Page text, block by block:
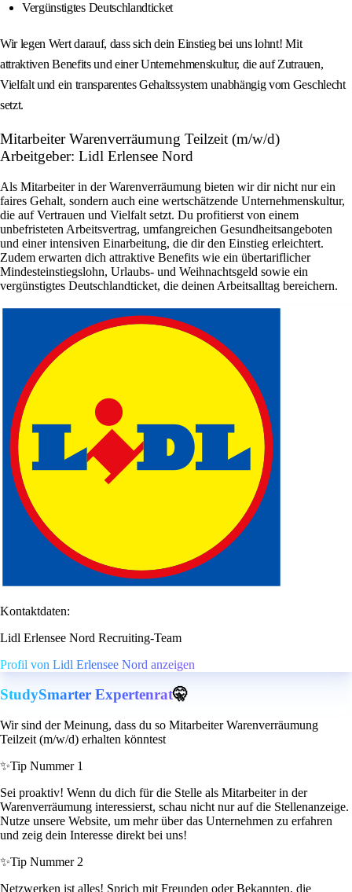
Vergünstigtes Deutschlandticket
Wir legen Wert darauf, dass sich dein Einstieg bei uns lohnt! Mit
attraktiven Benefits und einer Unternehmenskultur, die auf Zutrauen,
Vielfalt und ein transparentes Gehaltssystem unabhängig vom Geschlecht
setzt.
Mitarbeiter Warenverräumung Teilzeit (m/w/d)
Arbeitgeber: Lidl Erlensee Nord
Als Mitarbeiter in der Warenverräumung bieten wir dir nicht nur ein
faires Gehalt, sondern auch eine wertschätzende Unternehmenskultur,
die auf Vertrauen und Vielfalt setzt. Du profitierst von einem
unbefristeten Arbeitsvertrag, umfangreichen Gesundheitsangeboten
und einer intensiven Einarbeitung, die dir den Einstieg erleichtert.
Zudem erwarten dich attraktive Benefits wie ein übertariflicher
Mindesteinstiegslohn, Urlaubs- und Weihnachtsgeld sowie ein
vergünstigtes Deutschlandticket, die deinen Arbeitsalltag bereichern.
Kontaktdaten:
Lidl Erlensee Nord Recruiting-Team
Profil von Lidl Erlensee Nord anzeigen
StudySmarter Expertenrat🤫
Wir sind der Meinung, dass du so Mitarbeiter Warenverräumung
Teilzeit (m/w/d) erhalten könntest
✨Tip Nummer 1
Sei proaktiv! Wenn du dich für die Stelle als Mitarbeiter in der
Warenverräumung interessierst, schau nicht nur auf die Stellenanzeige.
Nutze unsere Website, um mehr über das Unternehmen zu erfahren
und zeig dein Interesse direkt bei uns!
✨Tip Nummer 2
Netzwerken ist alles! Sprich mit Freunden oder Bekannten, die